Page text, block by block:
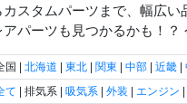
スタムパーツまで、幅広い
パーツも見つかるかも！
国 | 北海道 東北 関東 中部 近畿
て | 排気系 | 吸気系 外装 エンジン